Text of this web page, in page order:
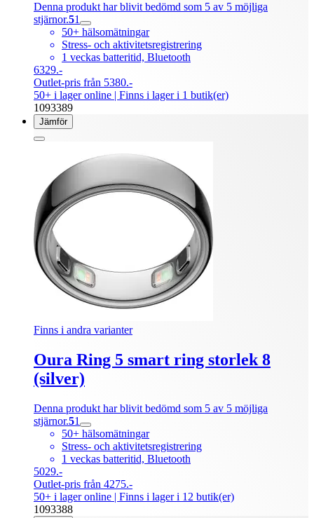
Denna produkt har blivit bedömd som 5 av 5 möjliga
stjärnor.51
50+ hälsomätningar
Stress- och aktivitetsregistrering
1 veckas batteritid, Bluetooth
6329.-
Outlet-pris från 5380.-
50+ i lager online | Finns i lager i 1 butik(er)
1093389
Jämför
Finns i andra varianter
Oura Ring 5 smart ring storlek 8
(silver)
Denna produkt har blivit bedömd som 5 av 5 möjliga
stjärnor.51
50+ hälsomätningar
Stress- och aktivitetsregistrering
1 veckas batteritid, Bluetooth
5029.-
Outlet-pris från 4275.-
50+ i lager online | Finns i lager i 12 butik(er)
1093388